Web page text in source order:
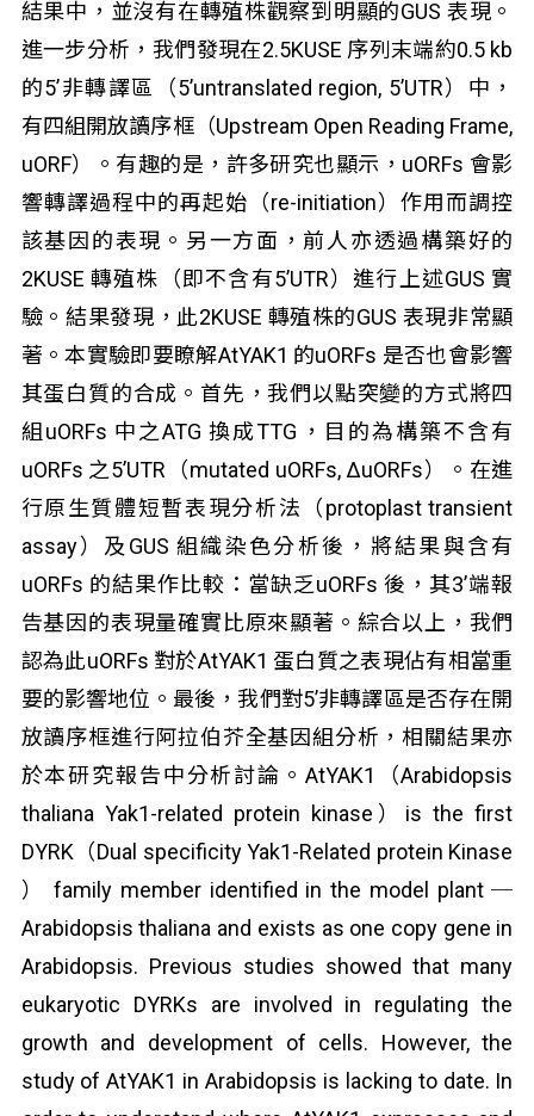
結果中，並沒有在轉殖株觀察到明顯的GUS 表現。
進一步分析，我們發現在2.5KUSE 序列末端約0.5 kb
的5’非轉譯區（5’untranslated region, 5’UTR）中，
有四組開放讀序框（Upstream Open Reading Frame,
uORF）。有趣的是，許多研究也顯示，uORFs 會影
響轉譯過程中的再起始（re-initiation）作用而調控
該基因的表現。另一方面，前人亦透過構築好的
2KUSE 轉殖株（即不含有5’UTR）進行上述GUS 實
驗。結果發現，此2KUSE 轉殖株的GUS 表現非常顯
著。本實驗即要瞭解AtYAK1 的uORFs 是否也會影響
其蛋白質的合成。首先，我們以點突變的方式將四
組uORFs 中之ATG 換成TTG，目的為構築不含有
uORFs 之5’UTR（mutated uORFs, ΔuORFs）。在進
行原生質體短暫表現分析法（protoplast transient
assay）及GUS 組織染色分析後，將結果與含有
uORFs 的結果作比較：當缺乏uORFs 後，其3’端報
告基因的表現量確實比原來顯著。綜合以上，我們
認為此uORFs 對於AtYAK1 蛋白質之表現佔有相當重
要的影響地位。最後，我們對5’非轉譯區是否存在開
放讀序框進行阿拉伯芥全基因組分析，相關結果亦
於本研究報告中分析討論。AtYAK1（Arabidopsis
thaliana Yak1-related protein kinase）is the first
DYRK（Dual specificity Yak1-Related protein Kinase
） family member identified in the model plant ─
Arabidopsis thaliana and exists as one copy gene in
Arabidopsis. Previous studies showed that many
eukaryotic DYRKs are involved in regulating the
growth and development of cells. However, the
study of AtYAK1 in Arabidopsis is lacking to date. In